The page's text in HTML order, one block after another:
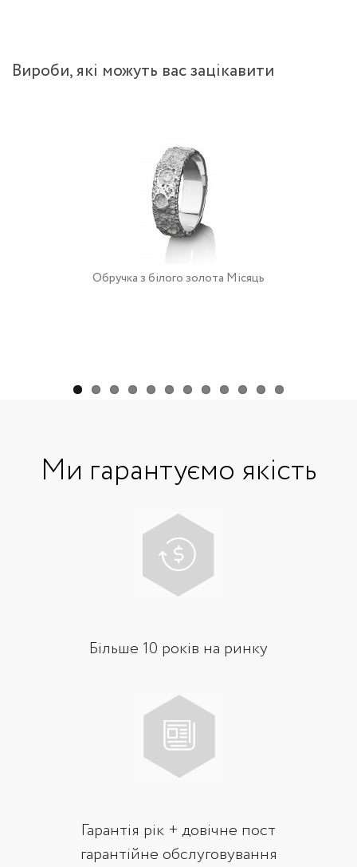
Вироби, якi можуть вас зацiкавити
Обручка з білого золота Місяць
Ми гарантуємо якість
Більше 10 років на ринку
Гарантія рік + довічне пост
гарантійне обслуговування